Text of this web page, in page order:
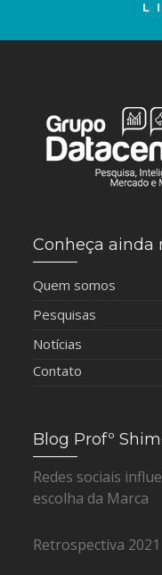
Conheça ainda
Quem somos
Pesquisas
Notícias
Contato
Blog Profº
Redes sociais
escolha da Marca
Retrospectiva 2021